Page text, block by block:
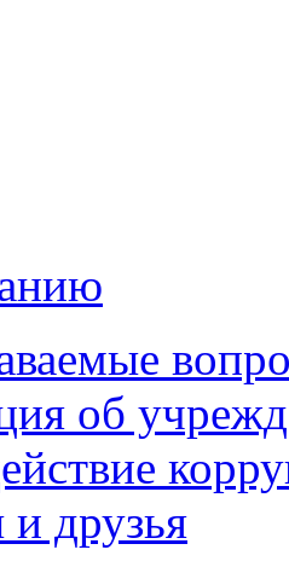
об
друзья